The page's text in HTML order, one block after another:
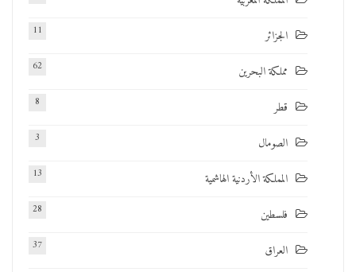
الجزائر 11
مملكة البحرين 62
قطر 8
الصومال 3
المملكة الأردنية الهاشمية 13
فلسطين 28
العراق 37